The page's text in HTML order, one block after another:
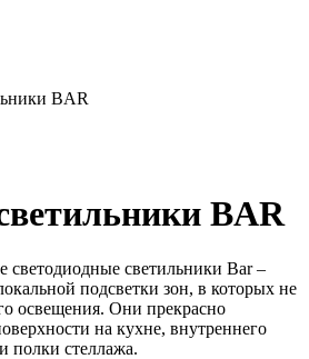
BAR
BAR
светодиодные светильники Bar –
подсветки зон, в которых не
освещения. Они прекрасно
на кухне, внутреннего
полки стеллажа.